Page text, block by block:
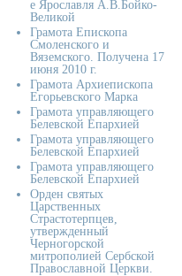
е Ярославля А.В.Бойко-
Великой
Грамота Епископа
Смоленского и
Вяземского. Получена 17
июня 2010 г.
Грамота Архиепископа
Егорьевского Марка
Грамота управляющего
Белевской Епархией
Грамота управляющего
Белевской Епархией
Грамота управляющего
Белевской Епархией
Орден святых
Царственных
Страстотерпцев,
утвержденный
Черногорской
митрополией Сербской
Православной Церкви.